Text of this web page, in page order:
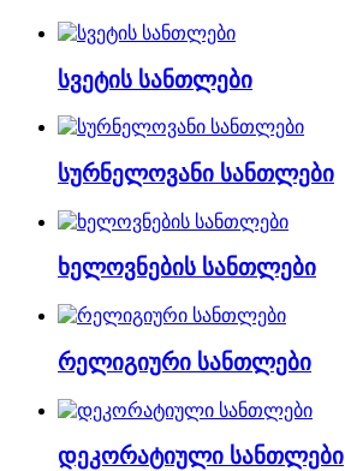
სვეტის სანთლები
სურნელოვანი სანთლები
ხელოვნების სანთლები
რელიგიური სანთლები
დეკორატიული სანთლები